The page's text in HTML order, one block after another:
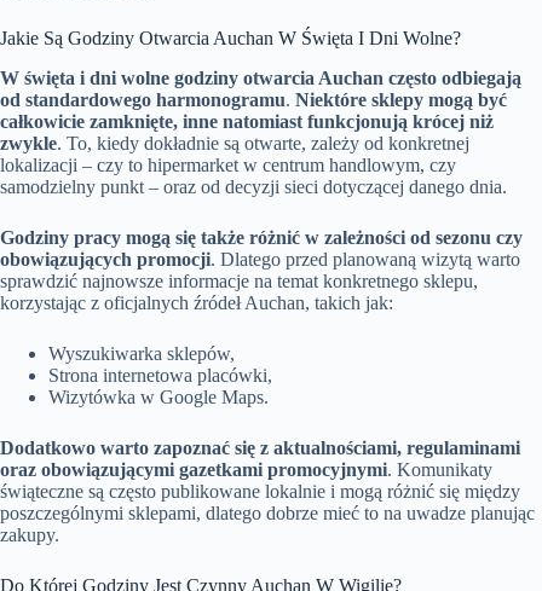
Jakie Są Godziny Otwarcia Auchan W Święta I Dni Wolne?
W święta i dni wolne godziny otwarcia Auchan często odbiegają
od standardowego harmonogramu. Niektóre sklepy mogą być
całkowicie zamknięte, inne natomiast funkcjonują krócej niż
zwykle. To, kiedy dokładnie są otwarte, zależy od konkretnej
lokalizacji – czy to hipermarket w centrum handlowym, czy
samodzielny punkt – oraz od decyzji sieci dotyczącej danego dnia.
Godziny pracy mogą się także różnić w zależności od sezonu czy
obowiązujących promocji. Dlatego przed planowaną wizytą warto
sprawdzić najnowsze informacje na temat konkretnego sklepu,
korzystając z oficjalnych źródeł Auchan, takich jak:
Wyszukiwarka sklepów,
Strona internetowa placówki,
Wizytówka w Google Maps.
Dodatkowo warto zapoznać się z aktualnościami, regulaminami
oraz obowiązującymi gazetkami promocyjnymi. Komunikaty
świąteczne są często publikowane lokalnie i mogą różnić się między
poszczególnymi sklepami, dlatego dobrze mieć to na uwadze planując
zakupy.
Do Której Godziny Jest Czynny Auchan W Wigilię?